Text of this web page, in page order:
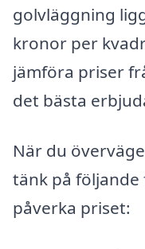
golvläggning
kronor per
jämföra priser
det bästa
När du
tänk på
påverka priset: